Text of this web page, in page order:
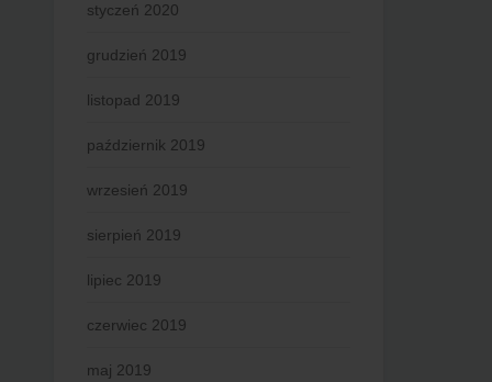
styczeń 2020
grudzień 2019
listopad 2019
październik 2019
wrzesień 2019
sierpień 2019
lipiec 2019
czerwiec 2019
maj 2019